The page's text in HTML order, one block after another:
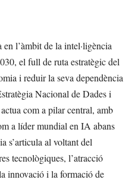
l’àmbit de la intel·ligència
el full de ruta estratègic del
i reduir la seva dependència
Nacional de Dades i
com a pilar central, amb
a líder mundial en IA abans
s’articula al voltant del
tecnològiques, l’atracció
innovació i la formació de